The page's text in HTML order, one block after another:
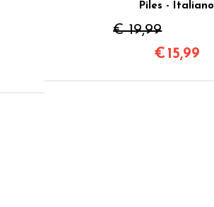
Piles - Italiano
€ 19,99
€ 15,99